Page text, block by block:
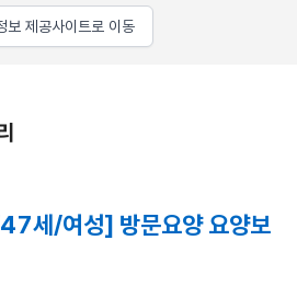
보 제공사이트로 이동
세/여성] 방문요양 요양보